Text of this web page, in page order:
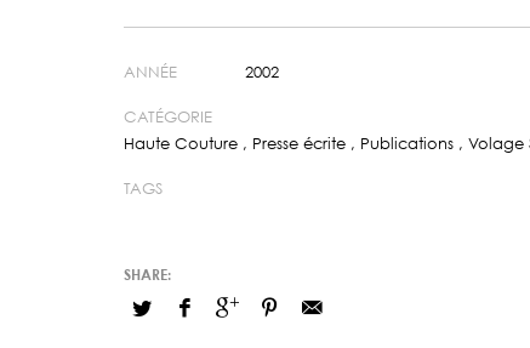
ANNÉE 2002
CATÉGORIE
Haute Couture , Presse écrite , Publications , Volage
TAGS